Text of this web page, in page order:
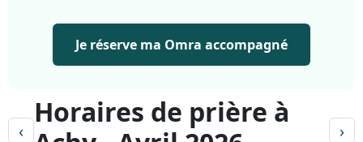
Je réserve ma Omra accompagné
‹
Horaires de prière à
›